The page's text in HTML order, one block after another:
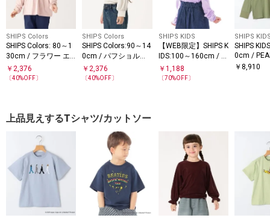
SHIPS Colors
SHIPS Colors: 80～1
30cm / フラワー エ
ンブロイダリー ロン
T◇
￥ 2,376
〔40%OFF〕
SHIPS Colors
SHIPS Colors:90～14
0cm / パフショルダ
ー ロングスリーブ ト
ップス◇
￥2,376
〔40%OFF〕
SHIPS KIDS
【WEB限定】SHIPS K
IDS:100～160cm / ＜
家族おそろい＞SHIPS
マイクロロゴ ロング
￥ 1,188
〔70%OFF〕
SHIPS
SHIPS
0cm /
プリント
￥8,910
上品見えするTシャツ/カットソー